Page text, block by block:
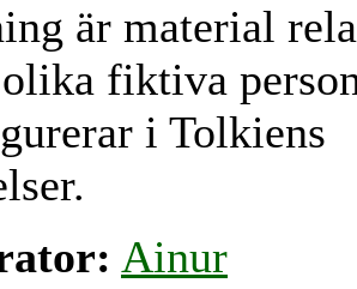
är material
fiktiva
i Tolkiens
Ainur